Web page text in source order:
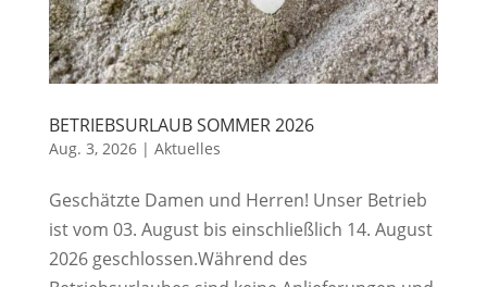
BETRIEBSURLAUB SOMMER 2026
Aug. 3, 2026| Aktuelles
Geschätzte Damen und Herren! Unser Betrieb
ist vom 03. August bis einschließlich 14. August
2026 geschlossen.Während des